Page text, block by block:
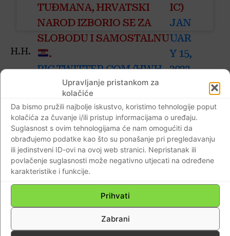
Upravljanje pristankom za
kolačiće
Da bismo pružili najbolje iskustvo, koristimo tehnologije poput
kolačića za čuvanje i/ili pristup informacijama o uređaju.
Suglasnost s ovim tehnologijama će nam omogućiti da
obrađujemo podatke kao što su ponašanje pri pregledavanju
ili jedinstveni ID-ovi na ovoj web stranici. Nepristanak ili
povlačenje suglasnosti može negativno utjecati na određene
karakteristike i funkcije.
Prihvati
Zabrani
TUĐMANA, HRVATSKI
NAROD IZBORIO SE ZA
SLOBODU I SAMOSTALNU
.
PIC.TWITTER.COM/HWH
DEDCEIB
IC)
JAN
UAR
Y 15,
2022
H.H.
Velikosrpska agresija-srbočetnička
agresija- srpskocrnogorska agresija,
Srpska agresija na nenaoružan narod u
Hrvatskoj (sve su to i predsjednik RH,
Predsjednik Vlade, Ministar hrvatskih
branitelja u svojim javnim obraćanjima
“namjerno” izostavili da se kojim
slučajem netko iz “koalicije ili EU i EK ne